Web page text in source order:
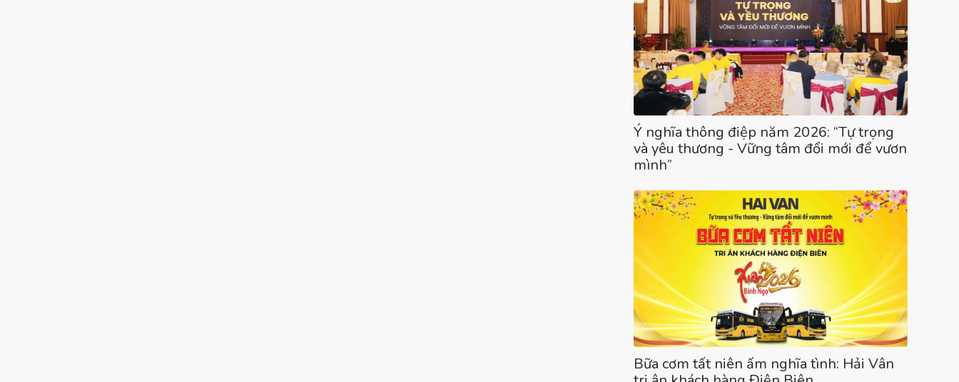
Ý nghĩa thông điệp năm 2026: “Tự trọng
và yêu thương - Vững tâm đổi mới để vươn
mình”
Bữa cơm tất niên ấm nghĩa tình: Hải Vân